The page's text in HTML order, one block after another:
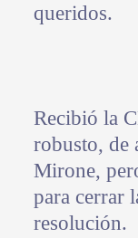
queridos.
Recibió la
robusto, de
Mirone,
para cerrar
resolución.